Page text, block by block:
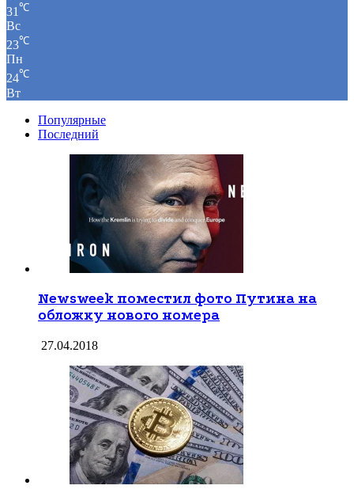
31 ℃
Вс
23℃
Пн
24℃
Вт
Популярные
Последний
Newsweek поместил фото Путина на
обложку нового номера
27.04.2018